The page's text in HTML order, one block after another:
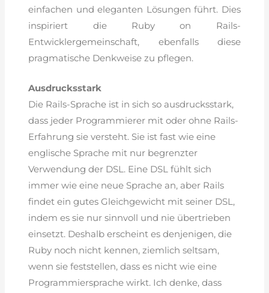
einfachen und eleganten Lösungen führt. Dies
inspiriert die Ruby on Rails-
Entwicklergemeinschaft, ebenfalls diese
pragmatische Denkweise zu pflegen.
Ausdrucksstark
Die Rails-Sprache ist in sich so ausdrucksstark,
dass jeder Programmierer mit oder ohne Rails-
Erfahrung sie versteht. Sie ist fast wie eine
englische Sprache mit nur begrenzter
Verwendung der DSL. Eine DSL fühlt sich
immer wie eine neue Sprache an, aber Rails
findet ein gutes Gleichgewicht mit seiner DSL,
indem es sie nur sinnvoll und nie übertrieben
einsetzt. Deshalb erscheint es denjenigen, die
Ruby noch nicht kennen, ziemlich seltsam,
wenn sie feststellen, dass es nicht wie eine
Programmiersprache wirkt. Ich denke, dass